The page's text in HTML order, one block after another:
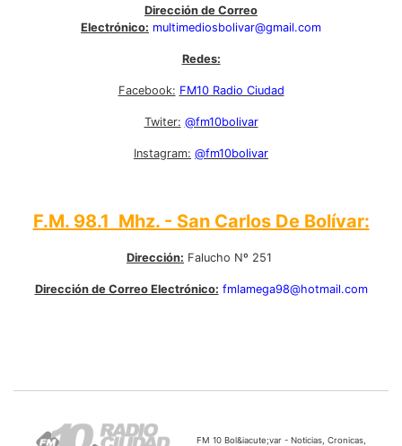
Dirección de Correo
Electrónico: multimediosbolivar@gmail.com
Redes:
Facebook: FM10 Radio Ciudad
Twiter: @fm10bolivar
Instagram: @fm10bolivar
F.M. 98.1 Mhz. - San Carlos De Bolívar:
Dirección: Falucho Nº 251
Dirección de Correo Electrónico: fmlamega98@hotmail.com
FM 10 Bol&iacute;var - Noticias, Cronicas,